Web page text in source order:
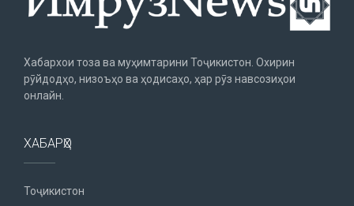
Хабархои тоза ва муҳимтарини Тоҷикистон. Охирин
рӯйдодҳо, низоъҳо ва ҳодисаҳо, ҳар рӯз навсозиҳои
онлайн.
ХАБАРҲО
Тоҷикистон